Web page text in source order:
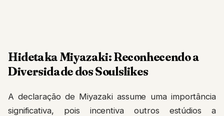
Hidetaka Miyazaki: Reconhecendo a
Diversidade dos Soulslikes
A declaração de Miyazaki assume uma importância
significativa, pois incentiva outros estúdios a